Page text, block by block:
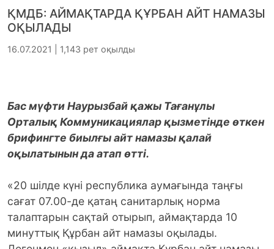
ҚМДБ: АЙМАҚТАРДА ҚҰРБАН АЙТ НАМАЗЫ
ОҚЫЛАДЫ
16.07.2021 | 1,143 рет оқылды
Бас мүфти Наурызбай қажы Тағанұлы
Орталық Коммуникациялар қызметінде өткен
брифингте биылғы айт намазы қалай
оқылатынын да атап өтті.
«20 шілде күні республика аумағында таңғы
сағат 07.00-де қатаң санитарлық норма
талаптарын сақтай отырып, аймақтарда 10
минуттық Құрбан айт намазы оқылады.